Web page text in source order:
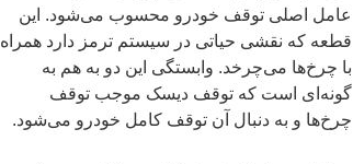
عامل اصلی توقف خودرو محسوب می‌شود. این
قطعه که نقشی حیاتی در سیستم ترمز دارد همراه
با چرخ‌ها می‌چرخد. وابستگی این دو به هم به
گونه‌ای است که توقف دیسک موجب توقف
چرخ‌ها و به دنبال آن توقف کامل خودرو می‌شود.